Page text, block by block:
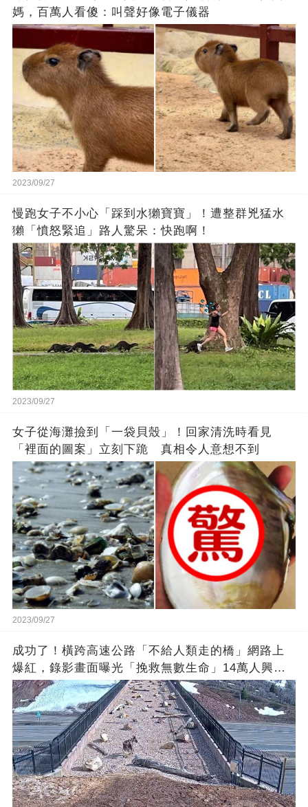
媽，百萬人看傻：叫聲好像電子儀器
2023/09/27
慢跑女子不小心「踩到水獺寶寶」！遭整群兇猛水
獺「憤怒緊追」路人驚呆：快跑啊！
2023/09/27
女子從海灘撿到「一袋貝殼」！回家清洗時看見
「裡面的圖案」立刻下跪 真相令人意想不到
2023/09/27
成功了！橫跨高速公路「不給人類走的橋」網路上
爆紅，錄影畫面曝光「挽救無數生命」14萬人興奮
歡呼